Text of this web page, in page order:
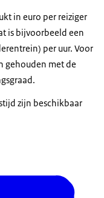
in euro per reiziger
is bijvoorbeeld een
per uur. Voor
gehouden met de
zijn beschikbaar